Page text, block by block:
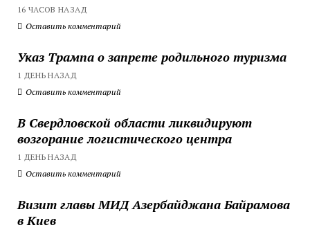
16 ЧАСОВ НАЗАД
Оставить комментарий
Указ Трампа о запрете родильного туризма
1 ДЕНЬ НАЗАД
Оставить комментарий
В Свердловской области ликвидируют
возгорание логистического центра
1 ДЕНЬ НАЗАД
Оставить комментарий
Визит главы МИД Азербайджана Байрамова
в Киев